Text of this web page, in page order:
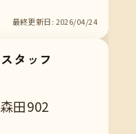
最終更新日: 2026/04/24
タッフ
田902